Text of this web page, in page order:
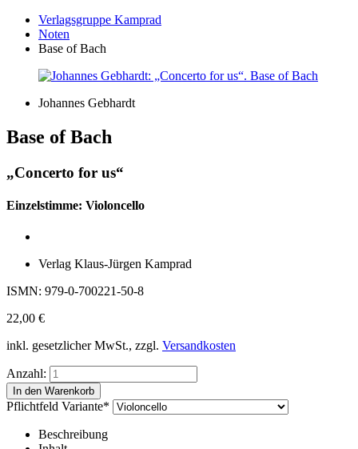
Verlagsgruppe Kamprad
Noten
Base of Bach
Johannes Gebhardt
Base of Bach
„Concerto for us“
Einzelstimme: Violoncello
Verlag Klaus-Jürgen Kamprad
ISMN: 979-0-700221-50-8
22,00 €
inkl. gesetzlicher MwSt., zzgl. Versandkosten
Anzahl:
Pflichtfeld Variante*
Beschreibung